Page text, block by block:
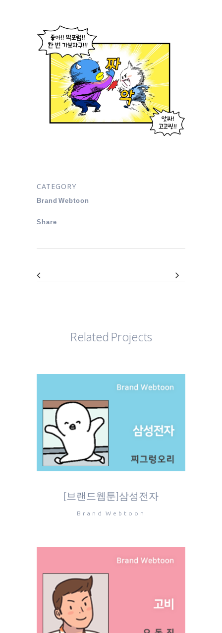
CATEGORY
Brand Webtoon
Share
Related Projects
[브랜드웹툰]삼성전자
Brand Webtoon